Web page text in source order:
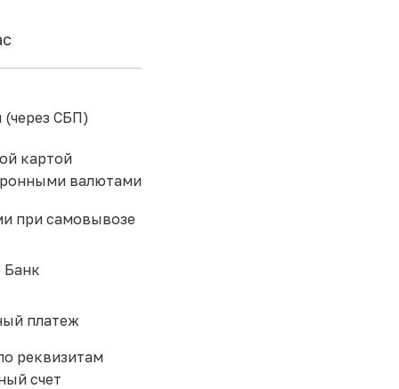
СБП)
картой
валютами
при самовывозе
Банк
платеж
реквизитам
счет